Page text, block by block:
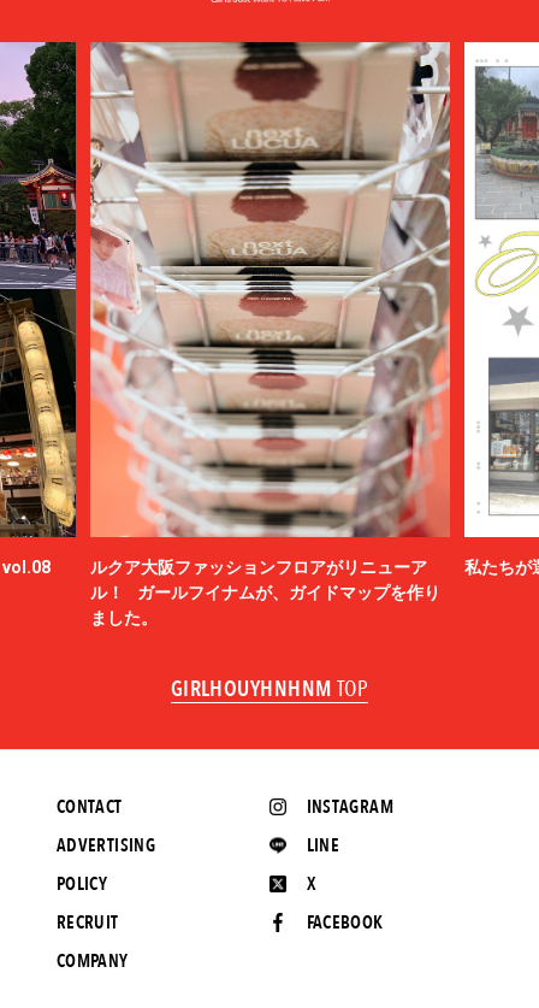
vol.08
ルクア大阪ファッションフロアがリニューア
ル！ ガールフイナムが、ガイドマップを作り
ました。
私たちが
GIRLHOUYHNHNM TOP
INSTAGRAM
LINE
X
FACEBOOK
CONTACT
ADVERTISING
POLICY
RECRUIT
COMPANY